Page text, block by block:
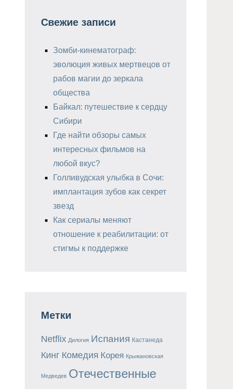
Свежие записи
Зомби-кинематограф:
эволюция живых мертвецов от
рабов магии до зеркала
общества
Байкал: путешествие к сердцу
Сибири
Где найти обзоры самых
интересных фильмов на
любой вкус?
Голливудская улыбка в Сочи:
имплантация зубов как секрет
звезд
Как сериалы меняют
отношение к реабилитации: от
стигмы к поддержке
Метки
Netflix Дилогия Испания Кастанеда
Кинг Комедия Корея Крыжановская
Медведев Отечественные